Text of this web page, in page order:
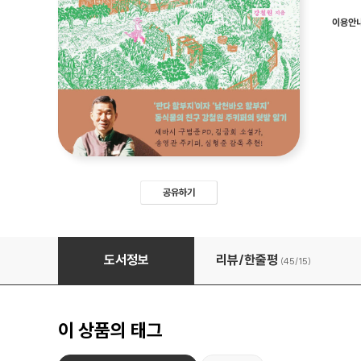
공유하기
이용안
매일 아침 나는 텃밭에 간다
도서정보 리뷰/한줄평 (45/15)
이 상품의 태그